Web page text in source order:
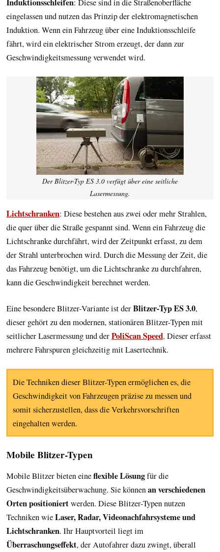
: Diese sind in die Straßenoberfläche
eingelassen und nutzen das Prinzip der elektromagnetischen
Induktion. Wenn ein Fahrzeug über eine Induktionsschleife
fährt, wird ein elektrischer Strom erzeugt, der dann zur
Geschwindigkeitsmessung verwendet wird.
Der Blitzer-Typ ES 3.0 verfügt über eine seitliche
Lasermessung.
Lichtschranken: Diese bestehen aus zwei oder mehr Strahlen,
die quer über die Straße gespannt sind. Wenn ein Fahrzeug die
Lichtschranke durchfährt, wird der Zeitpunkt erfasst, zu dem
der Strahl unterbrochen wird. Durch die Messung der Zeit, die
das Fahrzeug benötigt, um die Lichtschranke zu durchfahren,
kann die Geschwindigkeit berechnet werden.
Eine besondere Blitzer-Variante ist derBlitzer-Typ ES 3.0,
dieser gehört zu den modernen, stationären Blitzer-Typen mit
seitlicher Lasermessung und derPoliScan Speed. Dieser erfasst
mehrere Fahrspuren gleichzeitig mit Lasertechnik.
Die Techniken dieser Blitzer-Typen ermöglichen es, die
Geschwindigkeit von Fahrzeugen präzise zu messen und
somit sicherzustellen, dass die Verkehrsvorschriften
eingehalten werden.
Mobile Blitzer-Typen
Mobile Blitzer bieten eineflexible Lösungfür die
Geschwindigkeitsüberwachung. Sie könnenan verschiedenen
Orten positioniertwerden. Diese Blitzer-Typen nutzen
Techniken wieLaser, Radar, Videonachfahrsysteme und
Lichtschranken. Ihr Hauptvorteil liegt im
Überraschungseffekt, der Autofahrer dazu zwingt, überall